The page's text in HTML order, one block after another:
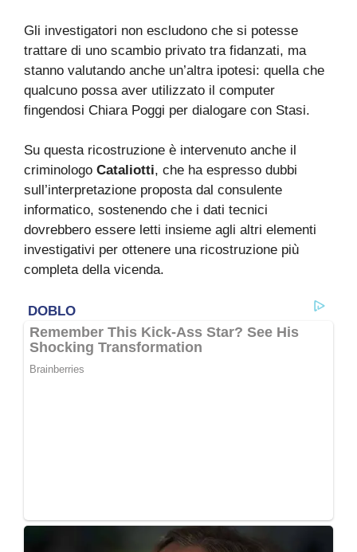
Gli investigatori non escludono che si potesse
trattare di uno scambio privato tra fidanzati, ma
stanno valutando anche un’altra ipotesi: quella che
qualcuno possa aver utilizzato il computer
fingendosi Chiara Poggi per dialogare con Stasi.
Su questa ricostruzione è intervenuto anche il
criminologo Cataliotti, che ha espresso dubbi
sull’interpretazione proposta dal consulente
informatico, sostenendo che i dati tecnici
dovrebbero essere letti insieme agli altri elementi
investigativi per ottenere una ricostruzione più
completa della vicenda.